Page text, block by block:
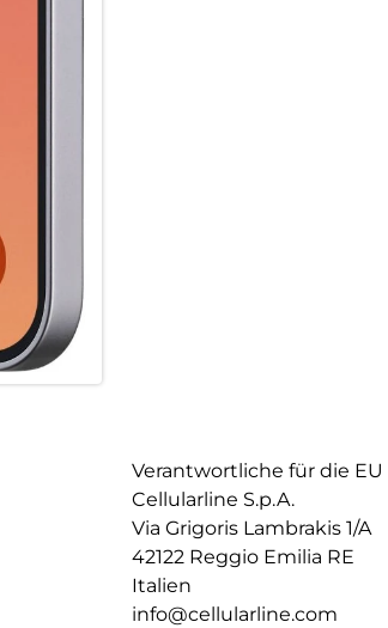
Verantwortliche für die EU
Cellularline S.p.A.
Via Grigoris Lambrakis 1/A
42122 Reggio Emilia RE
Italien
info@cellularline.com